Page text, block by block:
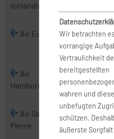
Icelandic
Air Europa
Air Europa
Express
Air
Hamburg
Air Malta
Air Saint-
Pierre
Air Serbia
Wir betrachten
vorrangige
Vertraulichkeit
bereitgestellten
wahren und
unbefugten
schützen.
äußerste Sorgfalt